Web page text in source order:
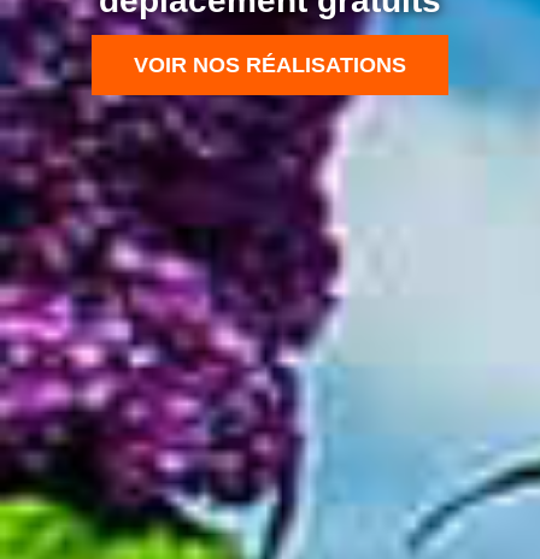
VOIR NOS RÉALISATIONS